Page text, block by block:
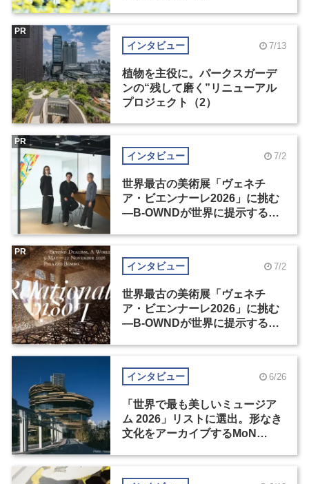
インタビュー 7/13
植物を主役に。パークスガーデ
ンの“残して磨く”リニューアル
プロジェクト（2）
PR
インタビュー 7/2
世界最古の美術展「ヴェネチ
ア・ビエンナーレ2026」に挑む
―B-OWNDが世界に提示する美
PR
インタビュー 7/2
世界最古の美術展「ヴェネチ
ア・ビエンナーレ2026」に挑む
―B-OWNDが世界に提示する美
PR
インタビュー 6/26
「世界で最も美しいミュージア
ム 2026」リストに選出。形なき
文化をアーカイブするMoN